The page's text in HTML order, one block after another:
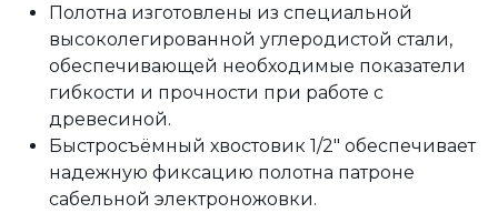
Полотна изготовлены из специальной
высоколегированной углеродистой стали,
обеспечивающей необходимые показатели
гибкости и прочности при работе с
древесиной.
Быстросъёмный хвостовик 1/2″ обеспечивает
надежную фиксацию полотна патроне
сабельной электроножовки.